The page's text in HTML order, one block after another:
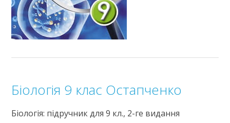
Біологія 9 клас Остапченко
Біологія: підручник для 9 кл., 2-ге видання